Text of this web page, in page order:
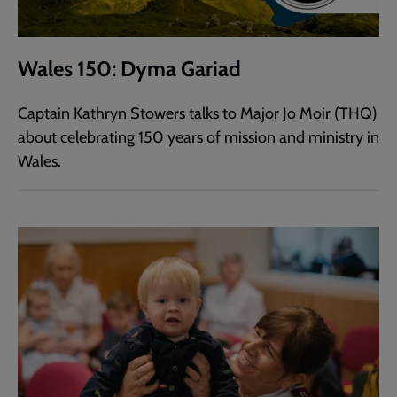
Wales 150: Dyma Gariad
Captain Kathryn Stowers talks to Major Jo Moir (THQ)
about celebrating 150 years of mission and ministry in
Wales.